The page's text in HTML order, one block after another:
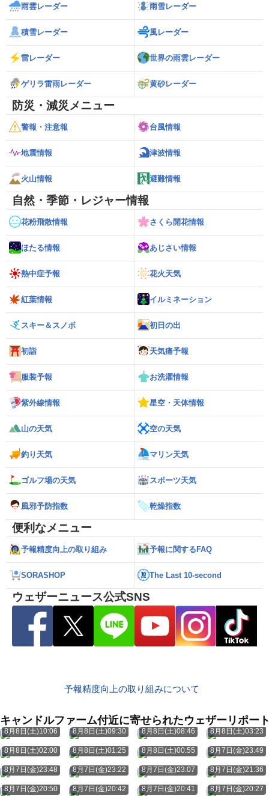
雨雲レーダー 雨雪レーダー
積雪レーダー 風レーダー
雷レーダー 世界の雨雲レーダー
ゲリラ雷雨レーダー 黄砂レーダー
防災・減災メニュー
警報・注意報 台風情報
地震情報 津波情報
火山情報 避難情報
自然・季節・レジャー情報
花粉飛散情報 さくら開花情報
ほたる情報 あじさい情報
熱中症予報 花火天気
紅葉情報 イルミネーション
スキー＆スノボ 初日の出
初詣 天気痛予報
服装予報 お洗濯情報
紫外線情報 星空・天体情報
山の天気 空の天気
釣り天気 マリン天気
ゴルフ場の天気 スポーツ天気
風邪予防指数 乾燥指数
便利なメニュー
予報精度向上の取り組み 予報に関するFAQ
SORASHOP The Last 10-second
ウェザーニュース公式SNS
予報精度向上の取り組みについて
キャンドルファーム付近に寄せられたウェザーリポー
8月8日(土)10:06 8月8日(土)09:30 8月8日(土)08:46 8月8日(土)03:23
8月8日(土)02:00 8月8日(土)01:25 8月8日(土)00:55 8月7日(金)23:49
8月7日(金)23:48 8月7日(金)23:22 8月7日(金)23:07 8月7日(金)21:36
8月7日(金)20:50 8月7日(金)20:42 8月7日(金)20:41 8月7日(金)20:27